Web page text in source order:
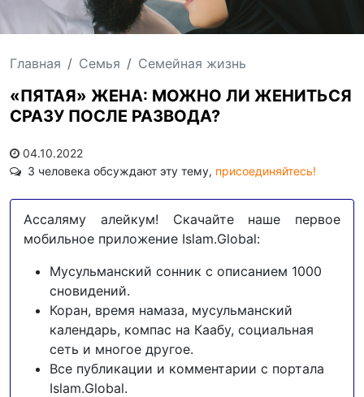
Главная Семья Семейная жизнь
«ПЯТАЯ» ЖЕНА: МОЖНО ЛИ ЖЕНИТЬСЯ
СРАЗУ ПОСЛЕ РАЗВОДА?
04.10.2022
3 человека обсуждают эту тему, присоединяйтесь!
Ассаляму алейкум! Скачайте наше первое
мобильное приложение Islam.Global:
Мусульманский сонник с описанием 1000
сновидений.
Коран, время намаза, мусульманский
календарь, компас на Каабу, социальная
сеть и многое другое.
Все публикации и комментарии с портала
Islam.Global.